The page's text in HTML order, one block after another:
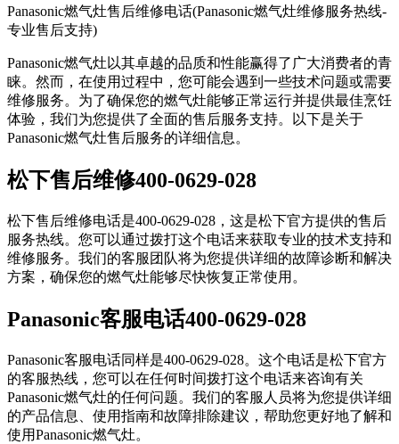
Panasonic燃气灶售后维修电话(Panasonic燃气灶维修服务热线-
专业售后支持)
Panasonic燃气灶以其卓越的品质和性能赢得了广大消费者的青
睐。然而，在使用过程中，您可能会遇到一些技术问题或需要
维修服务。为了确保您的燃气灶能够正常运行并提供最佳烹饪
体验，我们为您提供了全面的售后服务支持。以下是关于
Panasonic燃气灶售后服务的详细信息。
松下售后维修400-0629-028
松下售后维修电话是400-0629-028，这是松下官方提供的售后
服务热线。您可以通过拨打这个电话来获取专业的技术支持和
维修服务。我们的客服团队将为您提供详细的故障诊断和解决
方案，确保您的燃气灶能够尽快恢复正常使用。
Panasonic客服电话400-0629-028
Panasonic客服电话同样是400-0629-028。这个电话是松下官方
的客服热线，您可以在任何时间拨打这个电话来咨询有关
Panasonic燃气灶的任何问题。我们的客服人员将为您提供详细
的产品信息、使用指南和故障排除建议，帮助您更好地了解和
使用Panasonic燃气灶。